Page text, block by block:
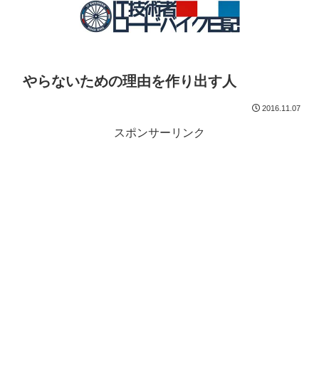
やらないための理由を作り出す人
2016.11.07
スポンサーリンク